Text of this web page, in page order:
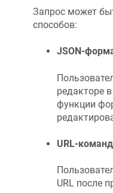
Запрос может
способов:
JSON-
редакторе
функции
URL-
URL после